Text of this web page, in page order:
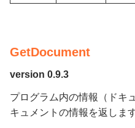
GetDocument
version 0.9.3
プログラム内の情報（ドキ
キュメントの情報を返します